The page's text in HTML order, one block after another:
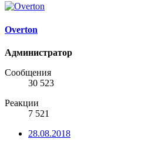
Overton
Администратор
Сообщения
30 523
Реакции
7 521
28.08.2018